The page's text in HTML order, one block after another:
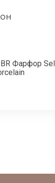
Фарфор